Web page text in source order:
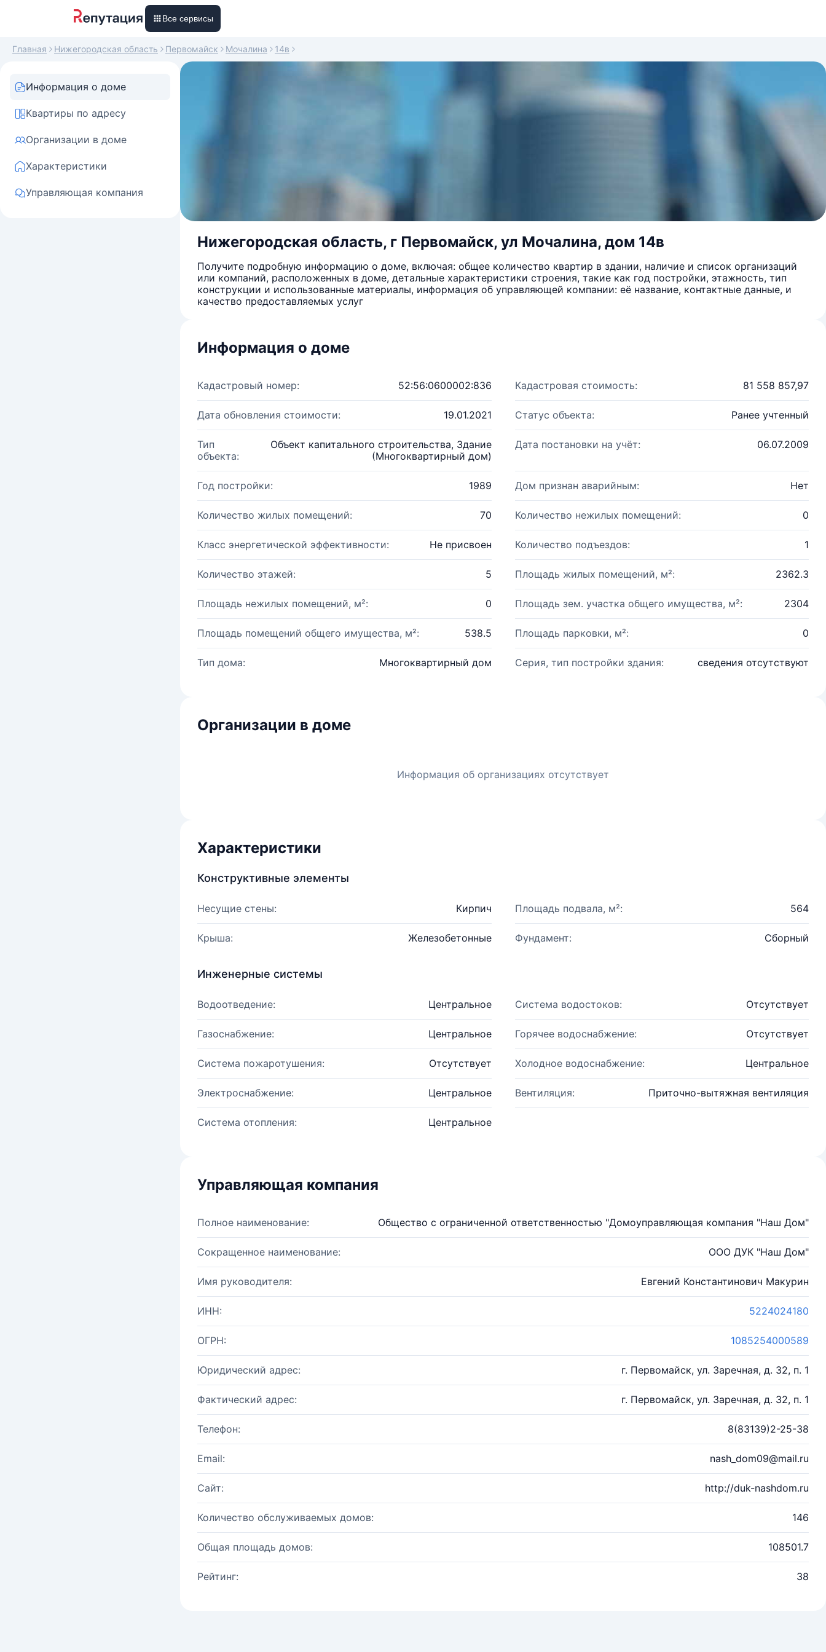
Все сервисы
Главная Нижегородская область Первомайск Мочалина 14в
Информация о доме
Квартиры по адресу
Организации в доме
Характеристики
Управляющая компания
Нижегородская область, г Первомайск, ул Мочалина, дом 14в
Получите подробную информацию о доме, включая: общее количество квартир в здании, наличие и список организаций
или компаний, расположенных в доме, детальные характеристики строения, такие как год постройки, этажность, тип
конструкции и использованные материалы, информация об управляющей компании: её название, контактные данные, и
качество предоставляемых услуг
Информация о доме
Кадастровый номер: 52:56:0600002:836 Кадастровая стоимость: 81 558 857,97
Дата обновления стоимости: 19.01.2021 Статус объекта: Ранее учтенный
Тип
объекта:
Объект капитального строительства, Здание
(Многоквартирный дом)
Дата постановки на учёт: 06.07.2009
Год постройки: 1989 Дом признан аварийным: Нет
Количество жилых помещений: 70 Количество нежилых помещений: 0
Класс энергетической эффективности: Не присвоен Количество подъездов: 1
Количество этажей: 5 Площадь жилых помещений, м²: 2362.3
Площадь нежилых помещений, м²: 0 Площадь зем. участка общего имущества, м²: 2304
Площадь помещений общего имущества, м²: 538.5 Площадь парковки, м²: 0
Тип дома: Многоквартирный дом Серия, тип постройки здания: сведения отсутствуют
Организации в доме
Информация об организациях отсутствует
Характеристики
Конструктивные элементы
Несущие стены: Кирпич Площадь подвала, м²: 564
Крыша: Железобетонные Фундамент: Сборный
Инженерные системы
Водоотведение: Центральное Система водостоков: Отсутствует
Газоснабжение: Центральное Горячее водоснабжение: Отсутствует
Система пожаротушения: Отсутствует Холодное водоснабжение: Центральное
Электроснабжение: Центральное Вентиляция: Приточно-вытяжная вентиляция
Система отопления: Центральное
Управляющая компания
Полное наименование: Общество с ограниченной ответственностью "Домоуправляющая компания "Наш Дом"
Сокращенное наименование: ООО ДУК "Наш Дом"
Имя руководителя: Евгений Константинович Макурин
ИНН: 5224024180
ОГРН: 1085254000589
Юридический адрес: г. Первомайск, ул. Заречная, д. 32, п. 1
Фактический адрес: г. Первомайск, ул. Заречная, д. 32, п. 1
Телефон: 8(83139)2-25-38
Email: nash_dom09@mail.ru
Сайт: http://duk-nashdom.ru
Количество обслуживаемых домов: 146
Общая площадь домов: 108501.7
Рейтинг: 38